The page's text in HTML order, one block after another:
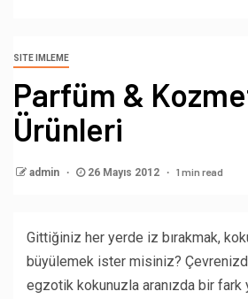
SITE IMLEME
Parfüm &
Ürünleri
admin 26 Mayıs 2012 1 min read
Gittiğiniz her yerde iz bırakmak,
büyülemek ister misiniz?
egzotik kokunuzla aranızda bir fark